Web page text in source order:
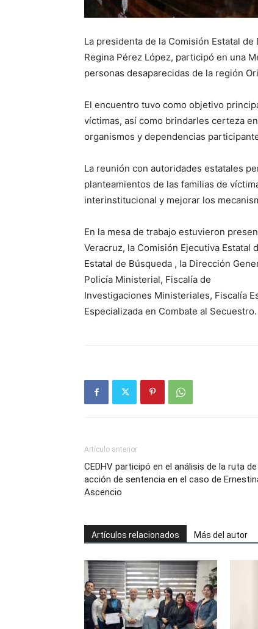
La presidenta de la Comisión Estatal
Regina Pérez López, participó en una
personas desaparecidas de la región
El encuentro tuvo como objetivo
víctimas, así como brindarles certeza
organismos y dependencias
La reunión con autoridades estatales
planteamientos de las familias de
interinstitucional y mejorar los
En la mesa de trabajo estuvieron
Veracruz, la Comisión Ejecutiva Estatal
Estatal de Búsqueda , la Dirección
Policía Ministerial, Fiscalía de
Investigaciones Ministeriales, Fiscalía
Especializada en Combate al Secuestro.
Artículo anterior
CEDHV participó en el análisis de la ruta de
acción de sentencia en el caso de
Ascencio
Artículos relacionados Más del autor